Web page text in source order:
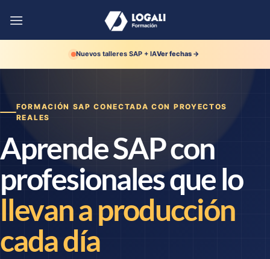
contenido
Nuevos talleres SAP + IAVer fechas →
FORMACIÓN SAP CONECTADA CON PROYECTOS
REALES
Aprende SAP con
profesionales que lo
llevan a producción
cada día